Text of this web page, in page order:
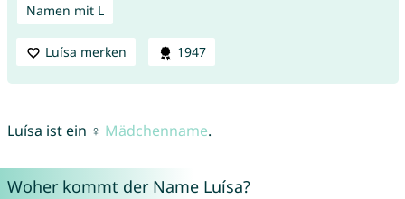
Namen mit L
Luísa merken 1947
Luísa ist ein ♀ Mädchenname.
Woher kommt der Name Luísa?